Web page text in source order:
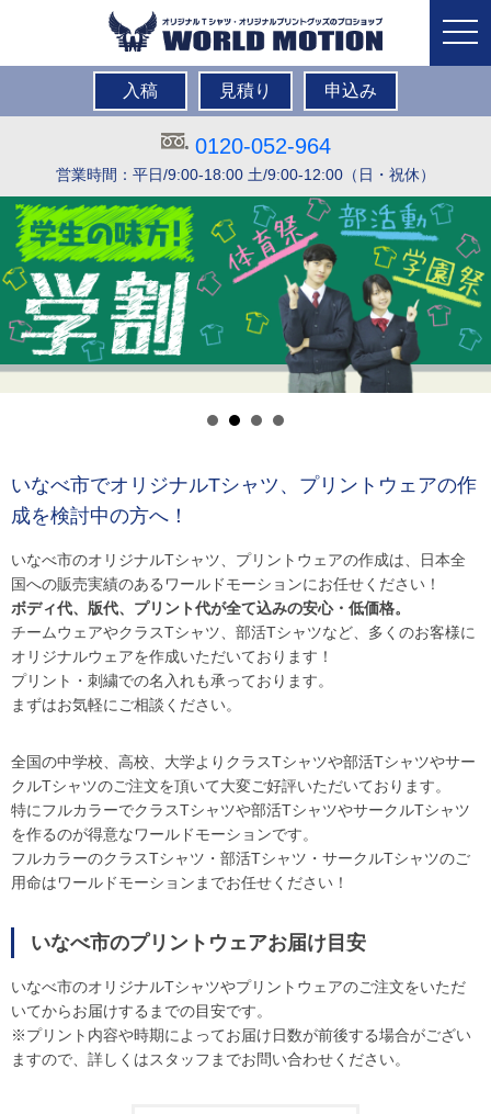
入稿 見積り 申込み
0120-052-964
営業時間：平日/9:00-18:00 土/9:00-12:00（日・祝休）
いなべ市でオリジナルTシャツ、プリントウェアの作
成を検討中の方へ！
いなべ市のオリジナルTシャツ、プリントウェアの作成は、日本全
国への販売実績のあるワールドモーションにお任せください！
ボディ代、版代、プリント代が全て込みの安心・低価格。
チームウェアやクラスTシャツ、部活Tシャツなど、多くのお客様に
オリジナルウェアを作成いただいております！
プリント・刺繍での名入れも承っております。
まずはお気軽にご相談ください。
全国の中学校、高校、大学よりクラスTシャツや部活Tシャツやサー
クルTシャツのご注文を頂いて大変ご好評いただいております。
特にフルカラーでクラスTシャツや部活TシャツやサークルTシャツ
を作るのが得意なワールドモーションです。
フルカラーのクラスTシャツ・部活Tシャツ・サークルTシャツのご
用命はワールドモーションまでお任せください！
いなべ市のプリントウェアお届け目安
いなべ市のオリジナルTシャツやプリントウェアのご注文をいただ
いてからお届けするまでの目安です。
※プリント内容や時期によってお届け日数が前後する場合がござい
ますので、詳しくはスタッフまでお問い合わせください。